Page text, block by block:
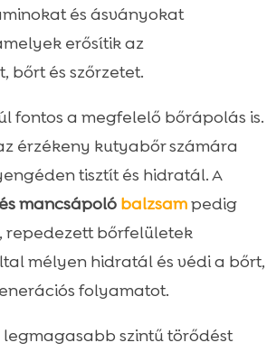
és ásványokat
erősítik az
bőrt és szőrzetet.
fontos a megfelelő bőrápolás is.
érzékeny kutyabőr számára
tisztít és hidratál. A
mancsápoló balzsampedig
repedezett bőrfelületek
mélyen hidratál és védi a bőrt,
folyamatot.
szintű törődést